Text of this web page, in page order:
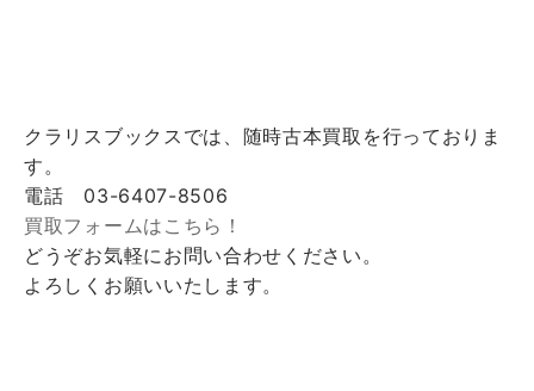
クラリスブックスでは、随時古本買取を行っておりま
す。
電話 03-6407-8506
買取フォームはこちら！
どうぞお気軽にお問い合わせください。
よろしくお願いいたします。